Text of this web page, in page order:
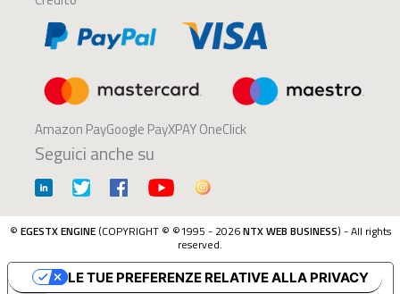
Amazon PayGoogle PayXPAY OneClick
Seguici anche su
© EGESTX ENGINE(COPYRIGHT © ©1995 - 2026NTX WEB BUSINESS) - All rights
reserved.
LE TUE PREFERENZE RELATIVE ALLA PRIVACY